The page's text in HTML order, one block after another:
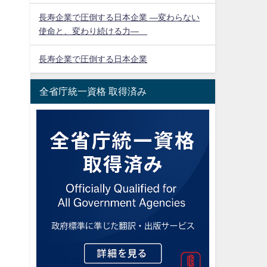
長寿企業で圧倒する日本企業 ―変わらない
使命と、変わり続ける力―
長寿企業で圧倒する日本企業
全省庁統一資格 取得済み